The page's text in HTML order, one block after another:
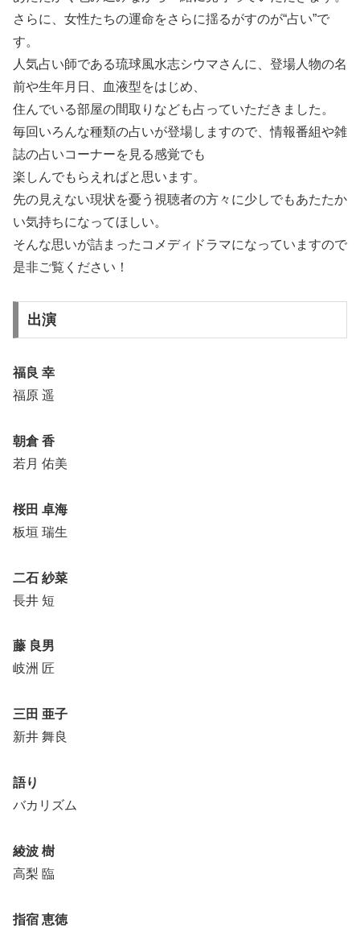
さらに、女性たちの運命をさらに揺るがすのが“占い”で
す。
人気占い師である琉球風水志シウマさんに、登場人物の名
前や生年月日、血液型をはじめ、
住んでいる部屋の間取りなども占っていただきました。
毎回いろんな種類の占いが登場しますので、情報番組や雑
誌の占いコーナーを見る感覚でも
楽しんでもらえればと思います。
先の見えない現状を憂う視聴者の方々に少しでもあたたか
い気持ちになってほしい。
そんな思いが詰まったコメディドラマになっていますので
是非ご覧ください！
出演
福良 幸
福原 遥
朝倉 香
若月 佑美
桜田 卓海
板垣 瑞生
二石 紗菜
長井 短
藤 良男
岐洲 匠
三田 亜子
新井 舞良
語り
バカリズム
綾波 樹
高梨 臨
指宿 恵徳